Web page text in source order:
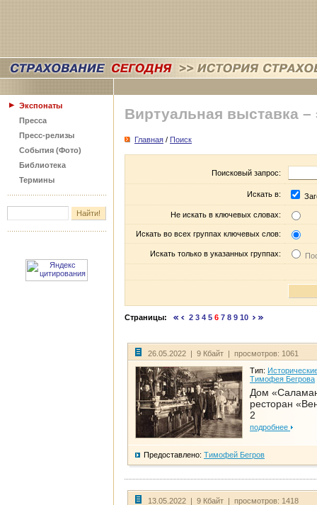
Экспонаты
Пресса
Пресс-релизы
События (Фото)
Библиотека
Термины
Виртуальная выставка –
Главная / Поиск
Поисковый запрос:
Искать в:
Не искать в ключевых словах:
Искать во всех группах ключевых слов:
Искать только в указанных группах:
Страницы: 2 3 4 5 6 7 8 9 10
26.05.2022 | 9 Кбайт | просмотров: 1061
Тип:
Тимофея Бегрова
Дом
ресторан
2
подробнее
Предоставлено: Тимофей Бегров
13.05.2022 | 9 Кбайт | просмотров: 1418